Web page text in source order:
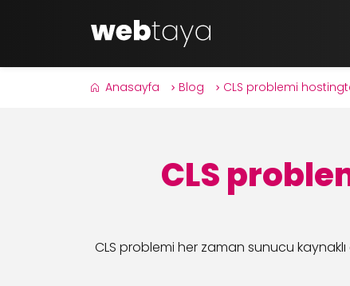
Anasayfa Blog CLS problemi
CLS
CLS problemi her zaman sunucu